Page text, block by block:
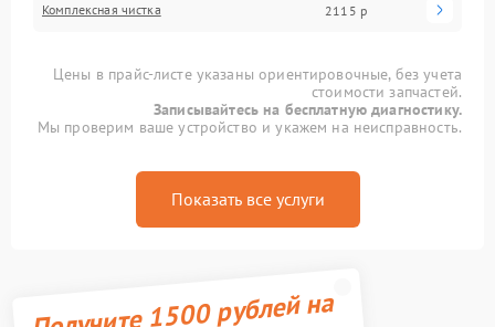
Комплексная чистка 2115 р
Цены в прайс-листе указаны ориентировочные, без учета
стоимости запчастей.
Записывайтесь на бесплатную диагностику.
Мы проверим ваше устройство и укажем на неисправность.
Показать все услуги